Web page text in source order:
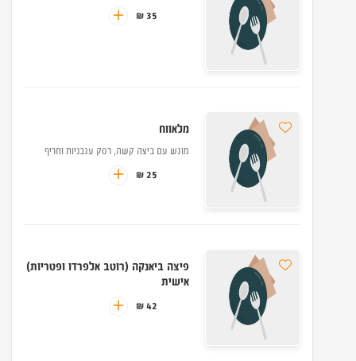
35 ₪
מלאווח
מוגש עם ביצה קשה, רסק עגבניות וחריף
25 ₪
פיצה ביאנקה (רוטב אלפרדו ופטריות)
אישית
42 ₪